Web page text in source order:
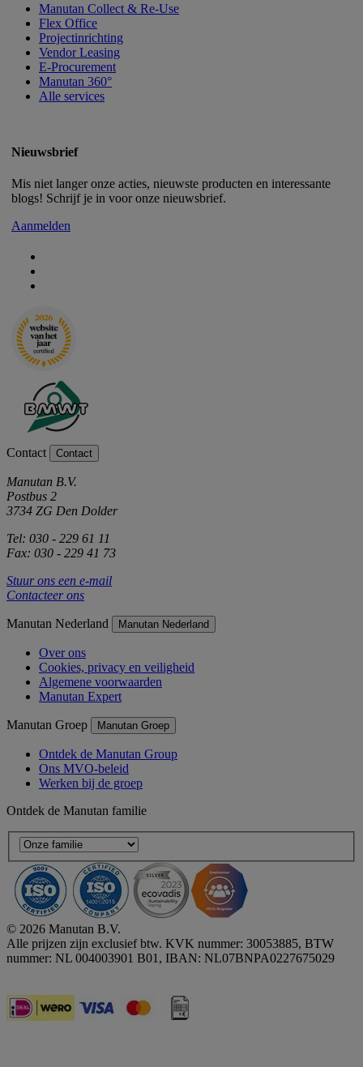
Manutan Collect & Re-Use
Flex Office
Projectinrichting
Vendor Leasing
E-Procurement
Manutan 360°
Alle services
Nieuwsbrief
Mis niet langer onze acties, nieuwste producten en interessante
blogs! Schrijf je in voor onze nieuwsbrief.
Aanmelden
Contact Contact
Manutan B.V.
Postbus 2
3734 ZG Den Dolder
Tel: 030 - 229 61 11
Fax: 030 - 229 41 73
Stuur ons een e-mail
Contacteer ons
Manutan Nederland Manutan Nederland
Over ons
Cookies, privacy en veiligheid
Algemene voorwaarden
Manutan Expert
Manutan Groep Manutan Groep
Ontdek de Manutan Group
Ons MVO-beleid
Werken bij de groep
Ontdek de Manutan familie
© 2026 Manutan B.V.
Alle prijzen zijn exclusief btw. KVK nummer: 30053885, BTW
nummer: NL 004003901 B01, IBAN: NL07BNPA0227675029